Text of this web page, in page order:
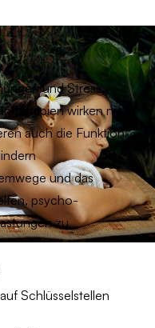
und Stress,
wirken nicht
auch die Funktion
und das
psycho-
zu
Schlüsselstellen